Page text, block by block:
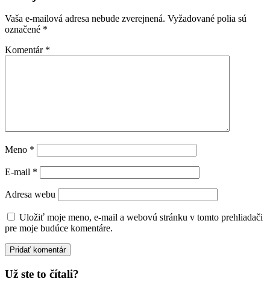
článku
Vaša e-mailová adresa nebude zverejnená. Vyžadované polia sú
označené *
Komentár *
Meno *
E-mail *
Adresa webu
Uložiť moje meno, e-mail a webovú stránku v tomto prehliadači
pre moje budúce komentáre.
Už ste to čítali?